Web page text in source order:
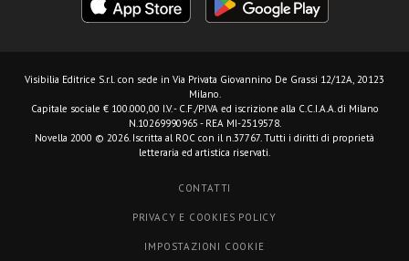
Visibilia Editrice S.r.l. con sede in Via Privata Giovannino De Grassi 12/12A, 20123
Milano.
Capitale sociale € 100.000,00 I.V. - C.F./P.IVA ed iscrizione alla C.C.I.A.A. di Milano
N.10269990965 - REA MI-2519578.
Novella 2000 © 2026. Iscritta al ROC con il n.37767. Tutti i diritti di proprietà
letteraria ed artistica riservati.
CONTATTI
PRIVACY E COOKIES POLICY
IMPOSTAZIONI COOKIE